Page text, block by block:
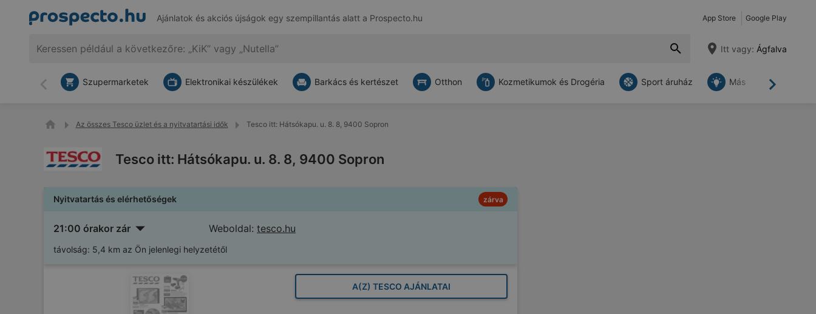
Ajánlatok és akciós újságok egy szempillantás alatt a Prospecto.hu App Store Google Play
Itt vagy: Ágfalva
Vissza Tovább
Szupermarketek Elektronikai készülékek Barkács és kertészet Otthon Kozmetikumok és Drogéria Sport áruház Más
Az összes Tesco üzlet és a nyitvatartási idők Tesco itt: Hátsókapu. u. 8. 8, 9400 Sopron
Tesco itt: Hátsókapu. u. 8. 8, 9400 Sopron
Nyitvatartás és elérhetőségek zárva
21:00 órakor zár Weboldal: tesco.hu
távolság: 5,4 km az Ön jelenlegi helyzetétől
A(Z) TESCO AJÁNLATAI